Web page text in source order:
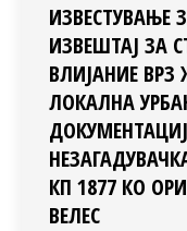
ИЗВЕСТУВАЊЕ
ИЗВЕШТАЈ ЗА
ВЛИЈАНИЕ
ЛОКАЛНА
КП 1877 КО
ВЕЛЕС